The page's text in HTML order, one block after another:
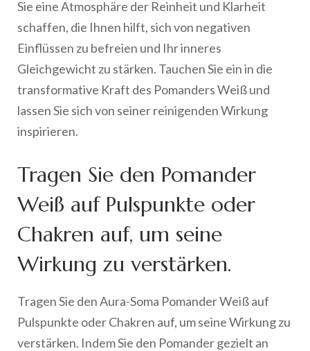
Sie eine Atmosphäre der Reinheit und Klarheit
schaffen, die Ihnen hilft, sich von negativen
Einflüssen zu befreien und Ihr inneres
Gleichgewicht zu stärken. Tauchen Sie ein in die
transformative Kraft des Pomanders Weiß und
lassen Sie sich von seiner reinigenden Wirkung
inspirieren.
Tragen Sie den Pomander
Weiß auf Pulspunkte oder
Chakren auf, um seine
Wirkung zu verstärken.
Tragen Sie den Aura-Soma Pomander Weiß auf
Pulspunkte oder Chakren auf, um seine Wirkung zu
verstärken. Indem Sie den Pomander gezielt an